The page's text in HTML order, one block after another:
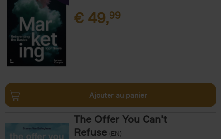
€ 49,99
Ajouter au panier
The Offer You Can't
Refuse (EN)